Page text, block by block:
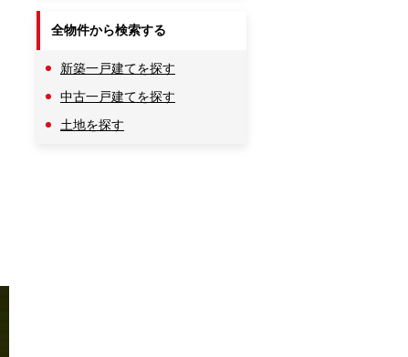
全物件から検索する
新築一戸建てを探す
中古一戸建てを探す
土地を探す